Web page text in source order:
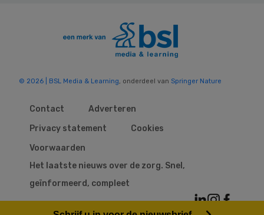
© 2026 | BSL Media & Learning, onderdeel van Springer Nature
Contact
Adverteren
Privacy statement
Cookies
Voorwaarden
Het laatste nieuws over de zorg. Snel,
geïnformeerd, compleet